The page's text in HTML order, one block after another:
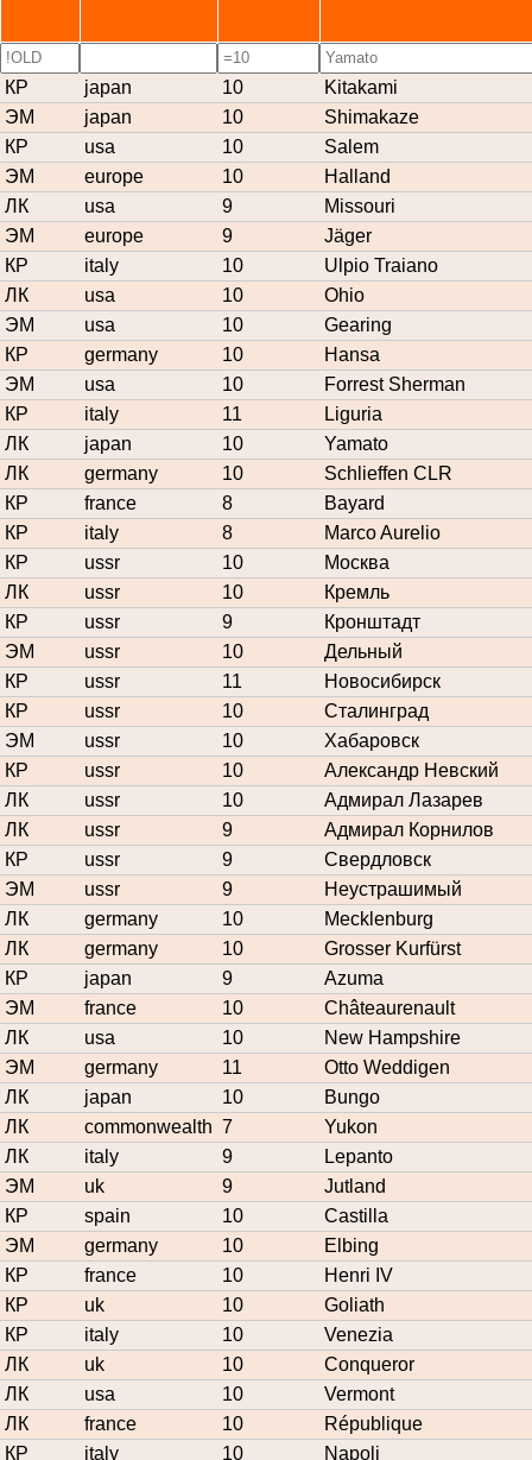
КР japan 10
Kitakami
ЭМ
japan 10
Shimakaze
КР
usa 10
Salem
ЭМ
europe 10
Halland
ЛК
usa 9
Missouri
ЭМ
europe 9
Jäger
КР
italy 10
Ulpio Traiano
ЛК
usa 10
Ohio
ЭМ
usa 10
Gearing
КР
germany 10
Hansa
ЭМ
usa 10
Forrest Sherman
КР
italy 11
Liguria
ЛК
japan 10
Yamato
ЛК
germany 10
Schlieffen CLR
КР
france 8
Bayard
КР
italy 8
Marco Aurelio
КР
ussr 10
Москва
ЛК
ussr 10
Кремль
КР
ussr 9
Кронштадт
ЭМ
ussr 10
Дельный
КР
ussr 11
Новосибирск
КР
ussr 10
Сталинград
ЭМ
ussr 10
Хабаровск
КР
ussr 10
Александр Невский
ЛК
ussr 10
Адмирал Лазарев
ЛК
ussr 9
Адмирал Корнилов
КР
ussr 9
Свердловск
ЭМ
ussr 9
Неустрашимый
ЛК
germany 10
Mecklenburg
ЛК
germany 10
Grosser Kurfürst
КР
japan 9
Azuma
ЭМ
france 10
Châteaurenault
ЛК
usa 10
New Hampshire
ЭМ
germany 11
Otto Weddigen
ЛК
japan 10
Bungo
ЛК
commonwealth 7
Yukon
ЛК
italy 9
Lepanto
ЭМ
uk 9
Jutland
КР
spain 10
Castilla
ЭМ
germany 10
Elbing
КР
france 10
Henri IV
КР
uk 10
Goliath
КР
italy 10
Venezia
ЛК
uk 10
Conqueror
ЛК
usa 10
Vermont
ЛК
france 10
République
КР
italy 10
Napoli